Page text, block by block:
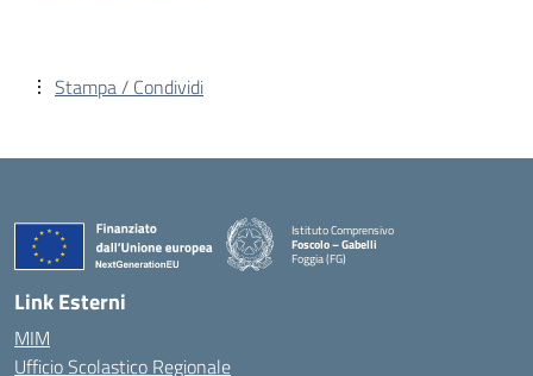
Stampa / Condividi
Istituto Comprensivo
Foscolo – Gabelli
Foggia (FG)
— Visita la pagina iniziale della scuola
Link Esterni
MIM
Ufficio Scolastico Regionale